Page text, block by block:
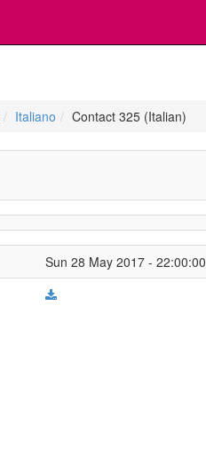
Italiano Contact 325 (Italian)
Sun 28 May 2017 - 22:00:00